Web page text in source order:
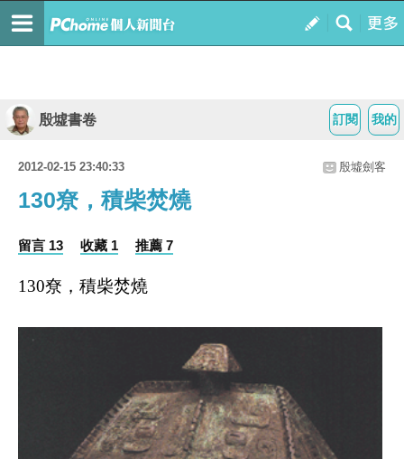
我的
訂閱
殷墟書卷
2012-02-15 23:40:33 殷墟劍客
130尞，積柴焚燒
留言 13 收藏 1 推薦 7
130尞，積柴焚燒